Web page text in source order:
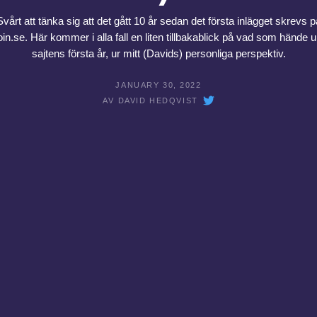
att tänka sig att det gått 10 år sedan det första inlägget skrevs
Här kommer i alla fall en liten tillbakablick på vad som hände
sajtens första år, ur mitt (Davids) personliga perspektiv.
JANUARY 30, 2022
AV
DAVID HEDQVIST